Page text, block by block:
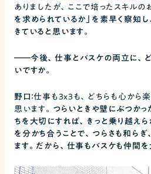
ありましたが、ここで培ったスキルの
を求められているか」を素早く察知
きていると思います。
――今後、仕事とバスケの両立に、
いですか。
野口：仕事も3x3も、どちらも心から
思います。 つらいときや壁にぶつかっ
ちを大切にすれば、きっと乗り越え
を分かち合うことで、つらさも和ら
ます。だから、仕事もバスケも仲間を